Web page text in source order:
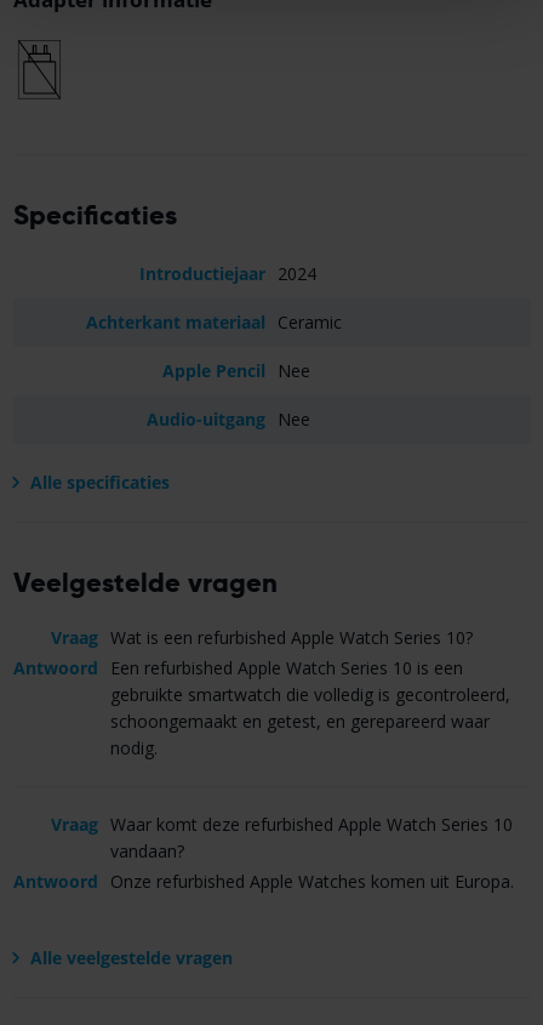
Specificaties
Introductiejaar 2024
Achterkant materiaal Ceramic
Apple Pencil Nee
Audio-uitgang Nee
Alle specificaties
Veelgestelde vragen
Vraag Wat is een refurbished Apple Watch Series 10?
Antwoord
Een refurbished Apple Watch Series 10 is een
gebruikte smartwatch die volledig is gecontroleerd,
schoongemaakt en getest, en gerepareerd waar
nodig.
Vraag Waar komt deze refurbished Apple Watch Series 10
vandaan?
Antwoord
Onze refurbished Apple Watches komen uit Europa.
Alle veelgestelde vragen